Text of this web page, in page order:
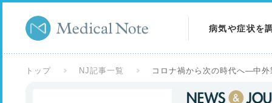
病気や症状を
症状を調べる
トップ NJ記事一覧 コロナ禍から次の時代へ―中